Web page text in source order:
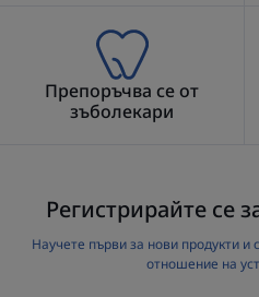
Опаковки, съдържащи минимум
материали
Главно рециклируеми опаковки
Препоръчва се от
зъболекари
Регистрирайте се
Научете първи за нови продукти
отношение на